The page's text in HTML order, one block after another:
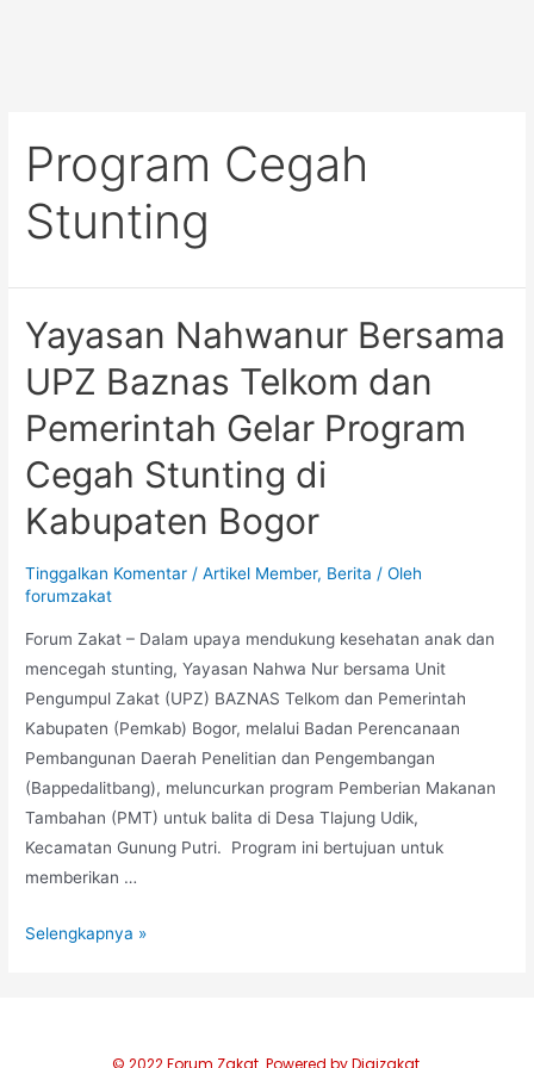
Program Cegah
Stunting
Yayasan Nahwanur Bersama
UPZ Baznas Telkom dan
Pemerintah Gelar Program
Cegah Stunting di
Kabupaten Bogor
Tinggalkan Komentar /Artikel Member, Berita / Oleh
forumzakat
Forum Zakat – Dalam upaya mendukung kesehatan anak dan
mencegah stunting, Yayasan Nahwa Nur bersama Unit
Pengumpul Zakat (UPZ) BAZNAS Telkom dan Pemerintah
Kabupaten (Pemkab) Bogor, melalui Badan Perencanaan
Pembangunan Daerah Penelitian dan Pengembangan
(Bappedalitbang), meluncurkan program Pemberian Makanan
Tambahan (PMT) untuk balita di Desa Tlajung Udik,
Kecamatan Gunung Putri. Program ini bertujuan untuk
memberikan …
Selengkapnya »
© 2022 Forum Zakat. Powered by Digizakat.